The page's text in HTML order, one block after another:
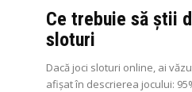
Ce trebuie să știi
sloturi
Dacă joci sloturi online, ai
afișat în descrierea jocului: